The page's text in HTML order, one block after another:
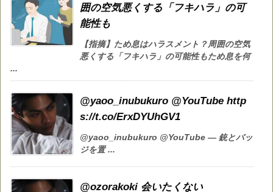
囲の空気悪くする「フキハラ」の可
能性も
【指摘】ため息はハラスメント？周囲の空気
悪くする「フキハラ」の可能性もため息を何
...
@yaoo_inubukuro @YouTube http
s://t.co/ErxDYUhGV1
@yaoo_inubukuro @YouTube — 銃とバッ
ジを置 ...
@ozorakoki 会いたくない